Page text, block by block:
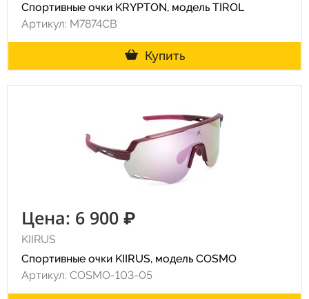
Спортивные очки KRYPTON, модель TIROL
Артикул: M7874CB
Купить
Цена: 6 900 ₽
KIIRUS
Спортивные очки KIIRUS, модель COSMO
Артикул: COSMO-103-05